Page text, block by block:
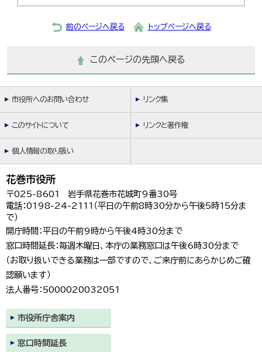
前のページへ戻る トップページへ戻る
このページの先頭へ戻る
市役所へのお問い合わせ リンク集
このサイトについて リンクと著作権
個人情報の取り扱い
花巻市役所
〒025-8601 岩手県花巻市花城町9番30号
電話：0198-24-2111（平日の午前8時30分から午後5時15分ま
で）
開庁時間：平日の午前9時から午後4時30分まで
窓口時間延長：毎週木曜日、本庁の業務窓口は午後6時30分まで
（お取り扱いできる業務は一部ですので、ご来庁前にあらかじめご確
認願います）
法人番号：5000020032051
市役所庁舎案内
窓口時間延長